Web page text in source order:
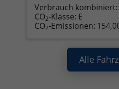
Verbrauch kombiniert:
CO2-Klasse: E
CO2-Emissionen:
Alle